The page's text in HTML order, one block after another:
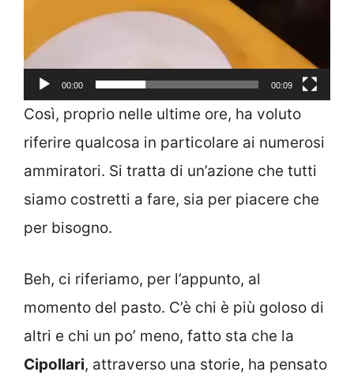
00:00 00:09
Così, proprio nelle ultime ore, ha voluto
riferire qualcosa in particolare ai numerosi
ammiratori. Si tratta di un’azione che tutti
siamo costretti a fare, sia per piacere che
per bisogno.
Beh, ci riferiamo, per l’appunto, al
momento del pasto. C’è chi è più goloso di
altri e chi un po’ meno, fatto sta che la
Cipollari, attraverso una storie, ha pensato